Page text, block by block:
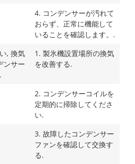
4. コンデンサーが汚れて
おらず、正常に機能して
いることを確認します。.
, 換気
ンサー
1. 製氷機設置場所の換気
を改善する.
2. コンデンサーコイルを
定期的に掃除してくださ
い.
3. 故障したコンデンサー
ファンを確認して交換す
る.